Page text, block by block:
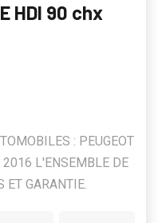
HDI 90 chx
: PEUGEOT
L'ENSEMBLE DE
ET GARANTIE.